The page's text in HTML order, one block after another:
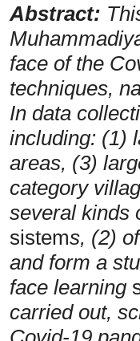
Abstract:
face of the
techniques,
In data
including: (1)
areas, (3)
category
several kinds
sistems, (2)
and form a
face learning
carried out,